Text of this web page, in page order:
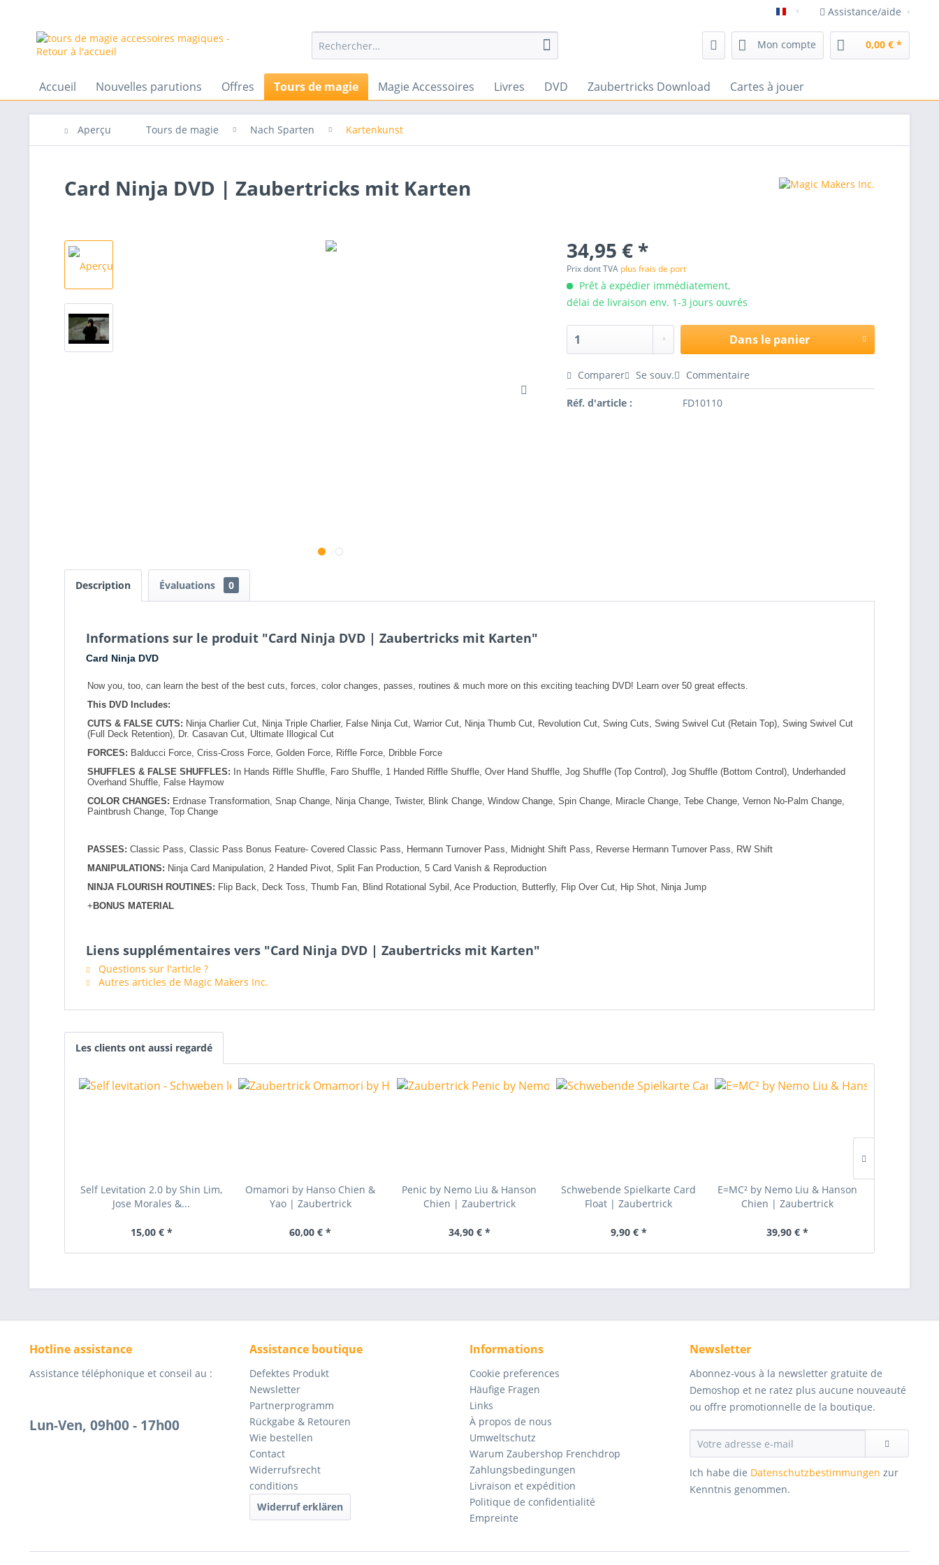
magasin de magie frenchdrop
Assistance/aide
Mon compte 0,00 € *
Accueil Nouvelles parutions Offres Tours de magie Magie Accessoires Livres DVD Zaubertricks Download Cartes à jouer
Aperçu Tours de magie Nach Sparten Kartenkunst
Card Ninja DVD | Zaubertricks mit Karten
34,95 € *
Prix dont TVA plus frais de port
Prêt à expédier immédiatement,
délai de livraison env. 1-3 jours ouvrés
Dans le panier
Comparer Se souv. Commentaire
Réf. d'article : FD10110
Description Évaluations 0
Informations sur le produit "Card Ninja DVD | Zaubertricks mit Karten"
Card Ninja DVD
Now you, too, can learn the best of the best cuts, forces, color changes, passes, routines & much more on this exciting teaching DVD! Learn over 50 great effects.
This DVD Includes:
CUTS & FALSE CUTS: Ninja Charlier Cut, Ninja Triple Charlier, False Ninja Cut, Warrior Cut, Ninja Thumb Cut, Revolution Cut, Swing Cuts, Swing Swivel Cut (Retain Top), Swing Swivel Cut
(Full Deck Retention), Dr. Casavan Cut, Ultimate Illogical Cut
FORCES: Balducci Force, Criss-Cross Force, Golden Force, Riffle Force, Dribble Force
SHUFFLES & FALSE SHUFFLES:
In Hands Riffle Shuffle, Faro Shuffle, 1 Handed Riffle Shuffle, Over Hand Shuffle, Jog Shuffle (Top Control), Jog Shuffle (Bottom Control), Underhanded
Overhand Shuffle, False Haymow
COLOR CHANGES: Erdnase Transformation, Snap Change, Ninja Change, Twister, Blink Change, Window Change, Spin Change, Miracle Change, Tebe Change, Vernon No-Palm Change,
Paintbrush Change, Top Change
PASSES: Classic Pass, Classic Pass Bonus Feature- Covered Classic Pass, Hermann Turnover Pass, Midnight Shift Pass, Reverse Hermann Turnover Pass, RW Shift
MANIPULATIONS: Ninja Card Manipulation, 2 Handed Pivot, Split Fan Production, 5 Card Vanish & Reproduction
NINJA FLOURISH ROUTINES: Flip Back, Deck Toss, Thumb Fan, Blind Rotational Sybil, Ace Production, Butterfly, Flip Over Cut, Hip Shot, Ninja Jump
+ BONUS MATERIAL
Liens supplémentaires vers "Card Ninja DVD | Zaubertricks mit Karten"
Questions sur l'article ?
Autres articles de Magic Makers Inc.
Les clients ont aussi regardé
Self Levitation 2.0 by Shin Lim,
Jose Morales &...
15,00 € *
Omamori by Hanso Chien &
Yao | Zaubertrick
60,00 € *
Penic by Nemo Liu & Hanson
Chien | Zaubertrick
34,90 € *
Schwebende Spielkarte Card
Float | Zaubertrick
9,90 € *
E=MC² by Nemo Liu & Hanson
Chien | Zaubertrick
39,90 € *
Hotline assistance
Assistance téléphonique et conseil au :
Lun-Ven, 09h00 - 17h00
Assistance boutique
Defektes Produkt
Newsletter
Partnerprogramm
Rückgabe & Retouren
Wie bestellen
Contact
Widerrufsrecht
conditions
Widerruf erklären
Informations
Cookie preferences
Häufige Fragen
Links
À propos de nous
Umweltschutz
Warum Zaubershop Frenchdrop
Zahlungsbedingungen
Livraison et expédition
Politique de confidentialité
Empreinte
Newsletter
Abonnez-vous à la newsletter gratuite de
Demoshop et ne ratez plus aucune nouveauté
ou offre promotionnelle de la boutique.
Ich habe die Datenschutzbestimmungen zur
Kenntnis genommen.